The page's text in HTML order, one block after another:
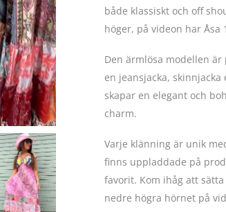
Unmute
både klassiskt och off
höger, på videon har Åsa
Den ärmlösa modellen
en jeansjacka,
skapar en elegant och
charm.
Varje klänning är unik
finns uppladdade på
favorit. Kom ihåg att
nedre högra hörnet på